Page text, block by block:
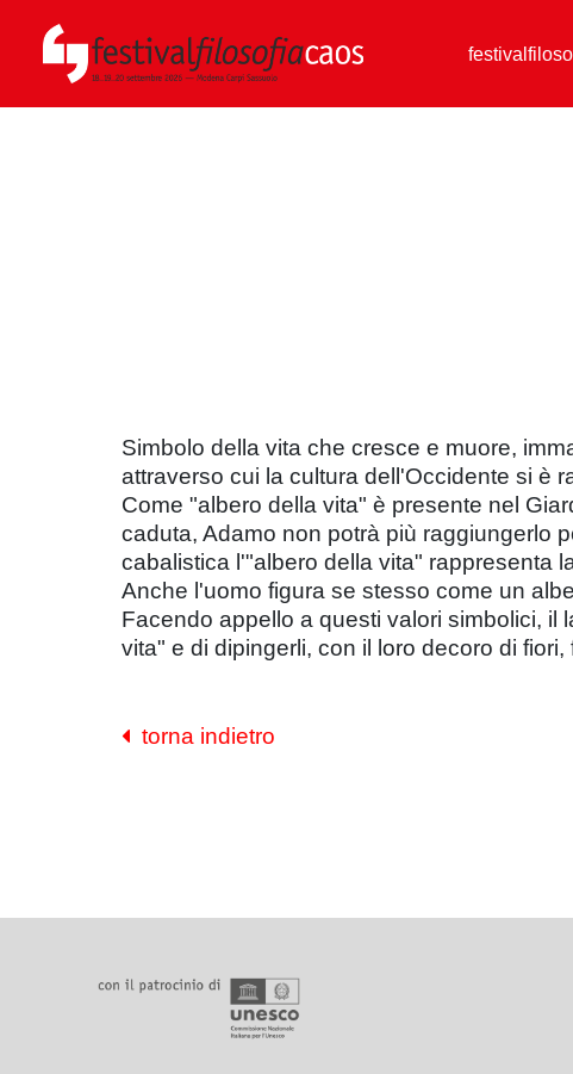
Simbolo della vita che cresce e muore,
attraverso cui la cultura dell'Occidente si è
Come "albero della vita" è presente nel
caduta, Adamo non potrà più raggiungerlo
cabalistica l'"albero della vita" rappresenta
Anche l'uomo figura se stesso come un
Facendo appello a questi valori simbolici, il
vita" e di dipingerli, con il loro decoro di
torna indietro